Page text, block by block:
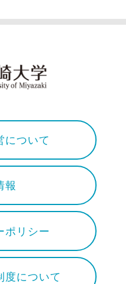
について
報
ポリシー
度について